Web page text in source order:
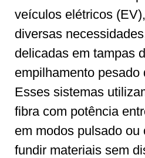
veículos elétricos
diversas
delicadas em tampas
empilhamento pesado
Esses sistemas
fibra com potência
em modos pulsado ou
fundir materiais sem